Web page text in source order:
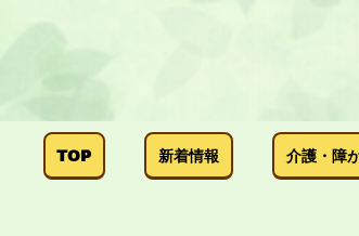
TOP 新着情報 介護・障